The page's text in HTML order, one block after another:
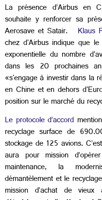
La présence d’Airbus en
souhaite y renforcer sa
Aerosave et Satair. Klaus
chez d'Airbus indique que
exponentielle du nombre
dans les 20 prochaines
«s'engage à investir dans la
en Chine et en dehors
position sur le marché du
Le protocole d’accord
recyclage surface de
stockage de 125 avions.
aura pour mission
maintenance, la
démantèlement et le
mission d’achat de